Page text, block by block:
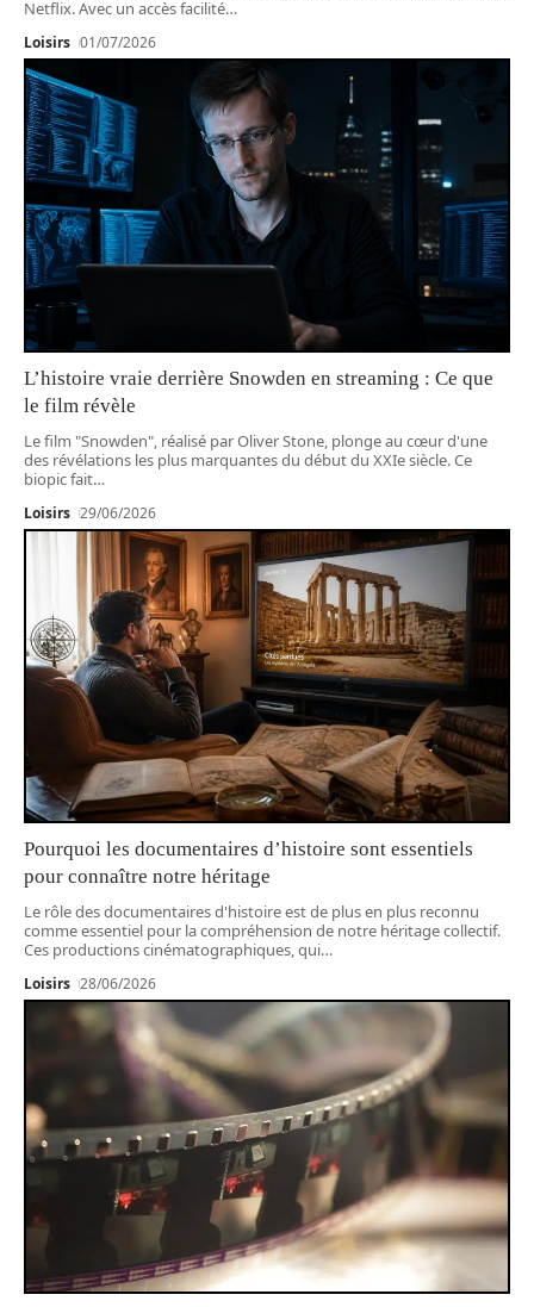
Netflix. Avec un accès facilité…
Loisirs 01/07/2026
L’histoire vraie derrière Snowden en streaming : Ce que
le film révèle
Le film "Snowden", réalisé par Oliver Stone, plonge au cœur d'une
des révélations les plus marquantes du début du XXIe siècle. Ce
biopic fait…
Loisirs 29/06/2026
Pourquoi les documentaires d’histoire sont essentiels
pour connaître notre héritage
Le rôle des documentaires d'histoire est de plus en plus reconnu
comme essentiel pour la compréhension de notre héritage collectif.
Ces productions cinématographiques, qui…
Loisirs 28/06/2026